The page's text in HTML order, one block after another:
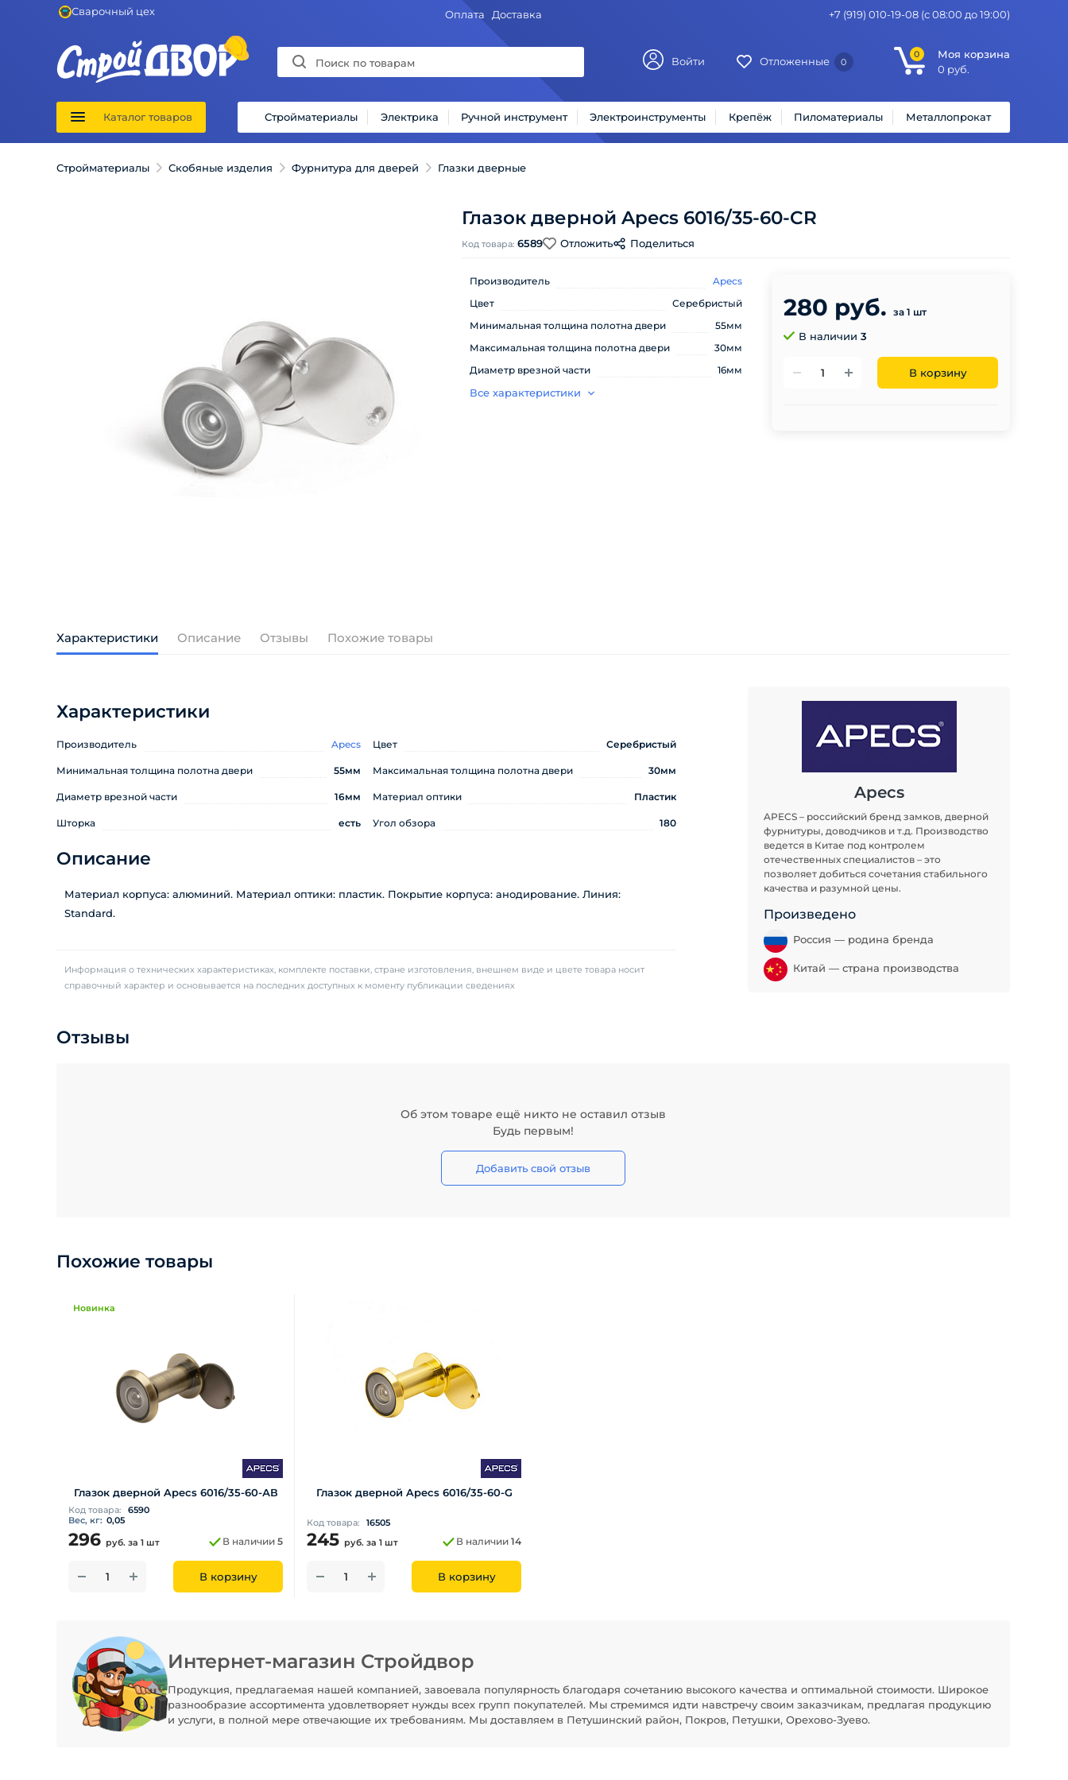
Сварочный цех Оплата Доставка +7 (919) 010-19-08 (с 08:00 до 19:00)
Войти Отложенные 0
0
Моя корзина
0 руб.
Каталог товаров Стройматериалы Электрика Ручной инструмент Электроинструменты Крепёж Пиломатериалы Металлопрокат
Стройматериалы Скобяные изделия Фурнитура для дверей Глазки дверные
Глазок дверной Apecs 6016/35-60-CR
Код товара: 6589 Отложить Поделиться
Производитель
Apecs
Цвет
Серебристый
Минимальная толщина полотна двери
55мм
Максимальная толщина полотна двери
30мм
Диаметр врезной части
16мм
Все характеристики
280 руб. за 1 шт
В наличии 3
В корзину
Характеристики Описание Отзывы Похожие товары
Характеристики
Производитель Apecs Цвет Серебристый
Минимальная толщина полотна двери 55мм Максимальная толщина полотна двери 30мм
Диаметр врезной части 16мм Материал оптики Пластик
Шторка есть Угол обзора 180
Описание
Материал корпуса: алюминий. Материал оптики: пластик. Покрытие корпуса: анодирование. Линия:
Standard.
Информация о технических характеристиках, комплекте поставки, стране изготовления, внешнем виде и цвете товара носит
справочный характер и основывается на последних доступных к моменту публикации сведениях
Apecs
APECS – российский бренд замков, дверной
фурнитуры, доводчиков и т.д. Производство
ведется в Китае под контролем
отечественных специалистов – это
позволяет добиться сочетания стабильного
качества и разумной цены.
Произведено
Россия — родина бренда
Китай — страна производства
Отзывы
Об этом товаре ещё никто не оставил отзыв
Будь первым!
Добавить свой отзыв
Похожие товары
Новинка
Глазок дверной Apecs 6016/35-60-АВ
Код товара:
6590
Вес, кг: 0,05
296 руб. за 1 шт В наличии 5
В корзину
Глазок дверной Apecs 6016/35-60-G
Код товара: 16505
245 руб. за 1 шт В наличии 14
В корзину
Интернет-магазин Стройдвор
Продукция, предлагаемая нашей компанией, завоевала популярность благодаря сочетанию высокого качества и оптимальной стоимости. Широкое
разнообразие ассортимента удовлетворяет нужды всех групп покупателей. Мы стремимся идти навстречу своим заказчикам, предлагая продукцию
и услуги, в полной мере отвечающие их требованиям. Мы доставляем в Петушинский район, Покров, Петушки, Орехово-Зуево.